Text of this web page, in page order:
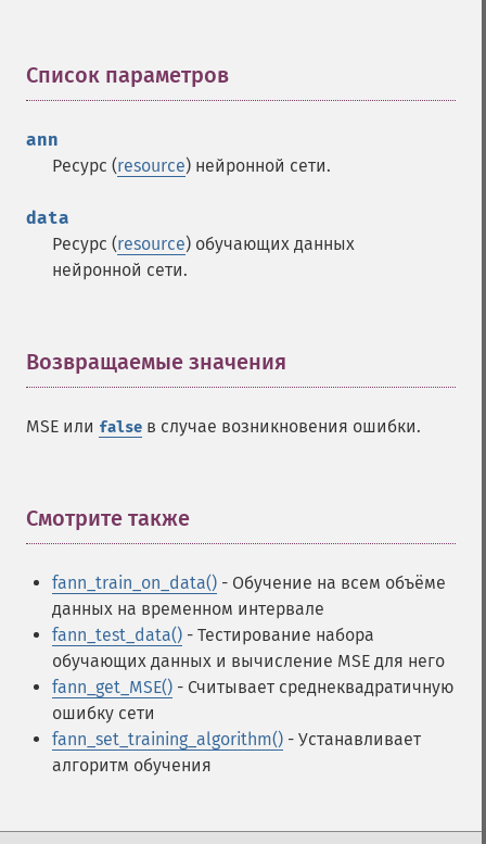
Список параметров
ann
Ресурс (resource) нейронной сети.
data
Ресурс (resource) обучающих данных
нейронной сети.
Возвращаемые значения
MSE или false в случае возникновения ошибки.
Смотрите также
fann_train_on_data() - Обучение на всем объёме
данных на временном интервале
fann_test_data() - Тестирование набора
обучающих данных и вычисление MSE для него
fann_get_MSE() - Считывает среднеквадратичную
ошибку сети
fann_set_training_algorithm() - Устанавливает
алгоритм обучения